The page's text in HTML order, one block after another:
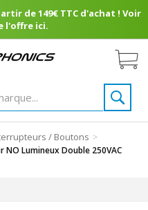
de 149€ TTC d'achat ! Voir
l'offre ici.
/ Boutons >
NO Lumineux Double 250VAC